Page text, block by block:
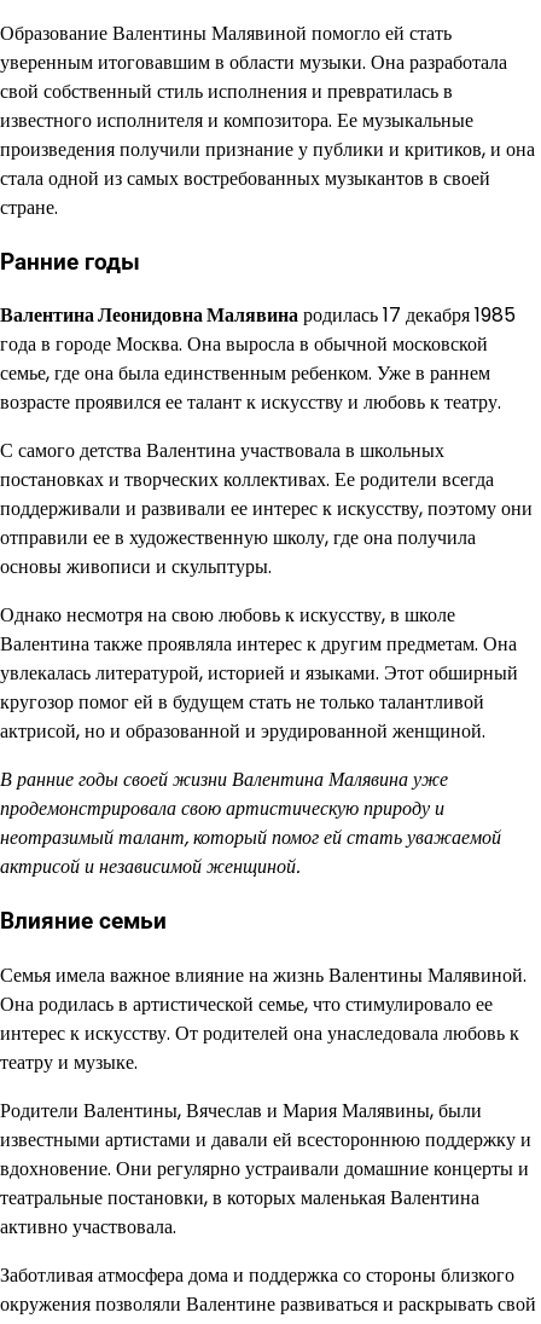
Образование Валентины Малявиной помогло ей стать
уверенным итоговавшим в области музыки. Она разработала
свой собственный стиль исполнения и превратилась в
известного исполнителя и композитора. Ее музыкальные
произведения получили признание у публики и критиков, и она
стала одной из самых востребованных музыкантов в своей
стране.
Ранние годы
Валентина Леонидовна Малявинародилась 17 декабря 1985
года в городе Москва. Она выросла в обычной московской
семье, где она была единственным ребенком. Уже в раннем
возрасте проявился ее талант к искусству и любовь к театру.
С самого детства Валентина участвовала в школьных
постановках и творческих коллективах. Ее родители всегда
поддерживали и развивали ее интерес к искусству, поэтому они
отправили ее в художественную школу, где она получила
основы живописи и скульптуры.
Однако несмотря на свою любовь к искусству, в школе
Валентина также проявляла интерес к другим предметам. Она
увлекалась литературой, историей и языками. Этот обширный
кругозор помог ей в будущем стать не только талантливой
актрисой, но и образованной и эрудированной женщиной.
В ранние годы своей жизни Валентина Малявина уже
продемонстрировала свою артистическую природу и
неотразимый талант, который помог ей стать уважаемой
актрисой и независимой женщиной.
Влияние семьи
Семья имела важное влияние на жизнь Валентины Малявиной.
Она родилась в артистической семье, что стимулировало ее
интерес к искусству. От родителей она унаследовала любовь к
театру и музыке.
Родители Валентины, Вячеслав и Мария Малявины, были
известными артистами и давали ей всестороннюю поддержку и
вдохновение. Они регулярно устраивали домашние концерты и
театральные постановки, в которых маленькая Валентина
активно участвовала.
Заботливая атмосфера дома и поддержка со стороны близкого
окружения позволяли Валентине развиваться и раскрывать свой